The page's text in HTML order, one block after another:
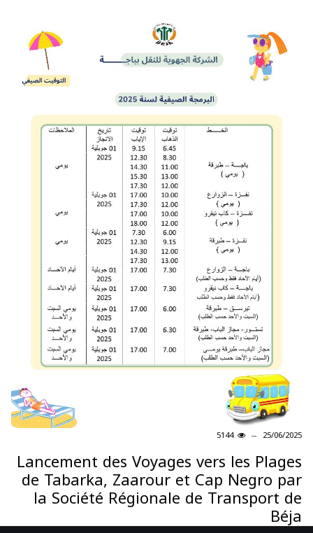
25/06/2025
5144
Lancement des Voyages vers les Plages
de Tabarka, Zaarour et Cap Negro par
la Société Régionale de Transport de
Béja